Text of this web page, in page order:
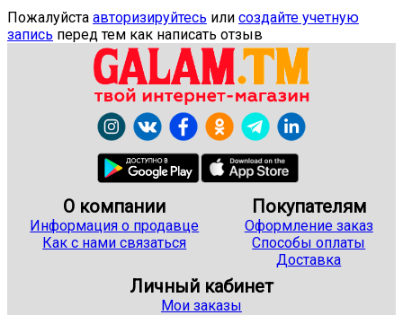
Пожалуйста авторизируйтесь или создайте учетную
запись перед тем как написать отзыв
О компании
Информация о продавце
Как с нами связаться
Покупателям
Оформление заказ
Способы оплаты
Доставка
Личный кабинет
Мои заказы